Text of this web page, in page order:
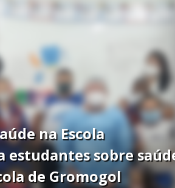
na Escola
estudantes sobre
de Gromogol